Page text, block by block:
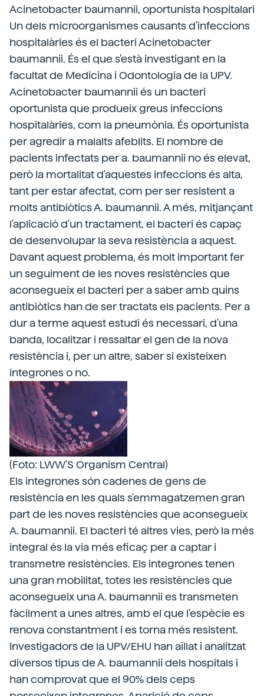
Acinetobacter baumannii, oportunista hospitalari
Un dels microorganismes causants d'infeccions
hospitalàries és el bacteri Acinetobacter
baumannii. És el que s'està investigant en la
facultat de Medicina i Odontologia de la UPV.
Acinetobacter baumannii és un bacteri
oportunista que produeix greus infeccions
hospitalàries, com la pneumònia. És oportunista
per agredir a malalts afeblits. El nombre de
pacients infectats per a. baumannii no és elevat,
però la mortalitat d'aquestes infeccions és alta,
tant per estar afectat, com per ser resistent a
molts antibiòtics A. baumannii. A més, mitjançant
l'aplicació d'un tractament, el bacteri és capaç
de desenvolupar la seva resistència a aquest.
Davant aquest problema, és molt important fer
un seguiment de les noves resistències que
aconsegueix el bacteri per a saber amb quins
antibiòtics han de ser tractats els pacients. Per a
dur a terme aquest estudi és necessari, d'una
banda, localitzar i ressaltar el gen de la nova
resistència i, per un altre, saber si existeixen
integrones o no.
(Foto: LWW'S Organism Central)
Els integrones són cadenes de gens de
resistència en les quals s'emmagatzemen gran
part de les noves resistències que aconsegueix
A. baumannii. El bacteri té altres vies, però la més
integral és la via més eficaç per a captar i
transmetre resistències. Els integrones tenen
una gran mobilitat, totes les resistències que
aconsegueix una A. baumannii es transmeten
fàcilment a unes altres, amb el que l'espècie es
renova constantment i es torna més resistent.
Investigadors de la UPV/EHU han aïllat i analitzat
diversos tipus de A. baumannii dels hospitals i
han comprovat que el 90% dels ceps